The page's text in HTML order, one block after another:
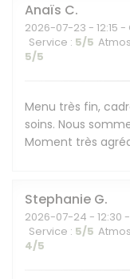
Anaïs C
2026-07-23 - 12:15
Service : 5/5
5/5
Menu très fin,
soins. Nous
Moment très
Stephanie G
2026-07-24 - 12:30
Service : 5/5
4/5